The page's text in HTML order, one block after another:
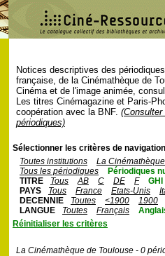
Notices descriptives des
française, de la Cinémathèque de
Cinéma et de l'image animée,
Les titres Cinémagazine et Paris-
coopération avec la BNF.
périodiques)
Sélectionner les critères de
Toutes institutions
La
Tous les périodiques
Périodiques
TITRE
Tous AB C DE F
GHI
PAYS
Tous France Etats-Unis
DECENNIE
Toutes <1900
1900
LANGUE
Toutes Français
Réinitialiser les critères
La Cinémathèque de Toulouse - 0